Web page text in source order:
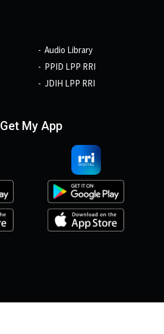
Audio Library
PPID LPP RRI
JDIH LPP RRI
Get My App